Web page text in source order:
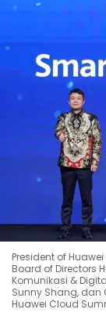
President of
Board of Directors
Komunikasi &
Sunny Shang, dan
Huawei Cloud